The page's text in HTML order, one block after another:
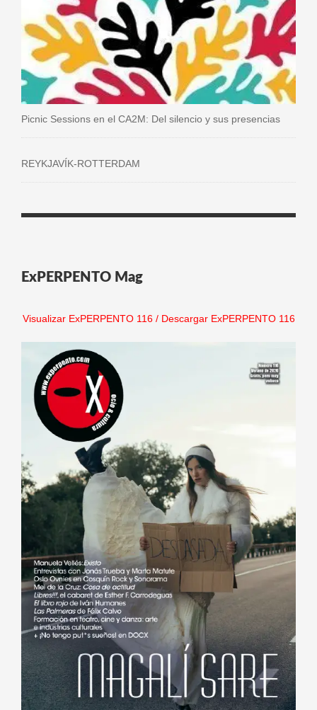
Picnic Sessions en el CA2M: Del silencio y sus presencias
REYKJAVÍK-ROTTERDAM
ExPERPENTO Mag
Visualizar ExPERPENTO 116/ Descargar ExPERPENTO 116